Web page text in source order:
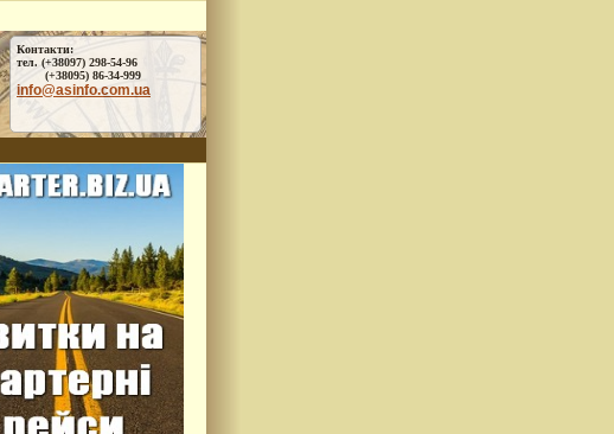
Контакти:
тел. (+38097) 298-54-96
(+38095) 86-34-999
info@asinfo.com.ua